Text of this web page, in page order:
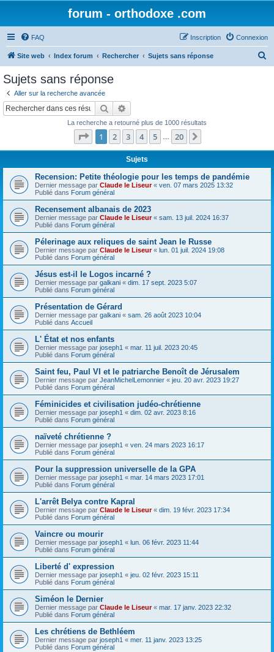
forum - orthodoxe .com
FAQ Connexion
Inscription
Site web Index forum Rechercher Sujets sans réponse
Sujets sans réponse
Aller sur la recherche avancée
Rechercher
La recherche a retourné plus de 1000 résultats
Page 1sur20
1 2 3 4 5 20
Sujets
Recension: Petite théologie pour les temps de pandémie
Dernier message par Claude le Liseur« ven. 07 mars 2025 13:32
Publié dans Forum général
Recensement albanais de 2023
Dernier message par Claude le Liseur« sam. 13 juil. 2024 16:37
Publié dans Forum général
Pélerinage aux reliques de saint Jean le Russe
Dernier message par Claude le Liseur« lun. 01 juil. 2024 19:08
Publié dans Forum général
Jésus est-il le Logos incarné ?
Dernier message par galkani « dim. 17 sept. 2023 5:07
Publié dans Forum général
Présentation de Gérard
Dernier message par galkani « sam. 26 août 2023 10:04
Publié dans Accueil
L' État et nos enfants
Dernier message par joseph1 « mar. 11 juil. 2023 20:45
Publié dans Forum général
Saint feu, Paul VI et le patriarche Benoît de Jérusalem
Dernier message par JeanMichelLemonnier « jeu. 20 avr. 2023 19:27
Publié dans Forum général
Féminicides et civilisation judéo-chrétienne
Dernier message par joseph1 « dim. 02 avr. 2023 8:16
Publié dans Forum général
naïveté chrétienne ?
Dernier message par joseph1 « ven. 24 mars 2023 16:17
Publié dans Forum général
Pour la suppression universelle de la GPA
Dernier message par joseph1 « mar. 14 mars 2023 17:01
Publié dans Forum général
L'arrêt Belya contre Kapral
Dernier message par Claude le Liseur« dim. 19 févr. 2023 17:34
Publié dans Forum général
Vaincre ou mourir
Dernier message par joseph1 « lun. 06 févr. 2023 11:44
Publié dans Forum général
Liberté d' expression
Dernier message par joseph1 « jeu. 02 févr. 2023 15:11
Publié dans Forum général
Siméon le Dernier
Dernier message par Claude le Liseur« mar. 17 janv. 2023 22:32
Publié dans Forum général
Les chrétiens de Bethléem
Dernier message par joseph1 « mer. 11 janv. 2023 13:25
Publié dans Forum général